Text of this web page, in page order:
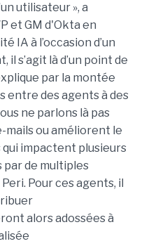
utilisateur », a
et GM d'Okta en
IA à l’occasion d’un
s’agit là d’un point de
par la montée
entre des agents à des
ne parlons là pas
mails ou améliorent le
qui impactent plusieurs
par de multiples
Pour ces agents, il
alors adossées à